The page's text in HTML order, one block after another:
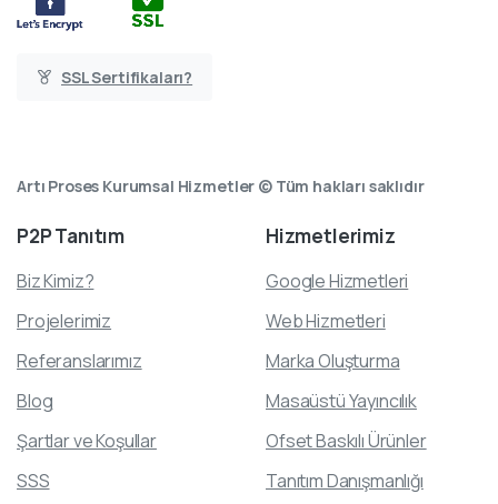
SSL Sertifikaları?
Artı Proses Kurumsal Hizmetler © Tüm hakları saklıdır
P2PTanıtım
Biz Kimiz?
Projelerimiz
Referanslarımız
Blog
Şartlar ve Koşullar
SSS
Hizmetlerimiz
Google Hizmetleri
Web Hizmetleri
Marka Oluşturma
Masaüstü Yayıncılık
Ofset Baskılı Ürünler
Tanıtım Danışmanlığı